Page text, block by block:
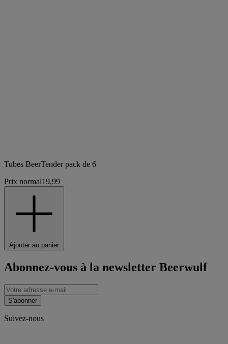
Tubes BeerTender pack de 6
Prix normal19,99
Ajouter au panier
Abonnez-vous à la newsletter Beerwulf
S'abonner
Suivez-nous